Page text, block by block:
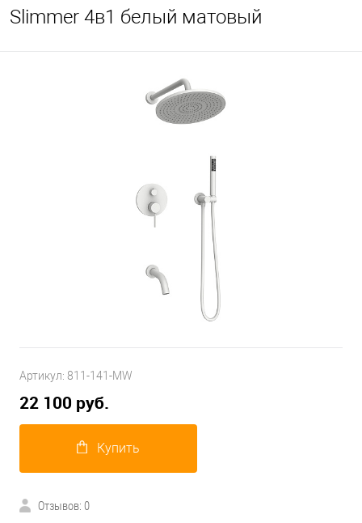
Slimmer 4в1 белый матовый
Артикул: 811-141-MW
22 100 руб.
Купить
Отзывов: 0